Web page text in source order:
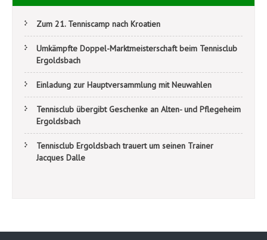
Zum 21. Tenniscamp nach Kroatien
Umkämpfte Doppel-Marktmeisterschaft beim Tennisclub
Ergoldsbach
Einladung zur Hauptversammlung mit Neuwahlen
Tennisclub übergibt Geschenke an Alten- und Pflegeheim
Ergoldsbach
Tennisclub Ergoldsbach trauert um seinen Trainer
Jacques Dalle